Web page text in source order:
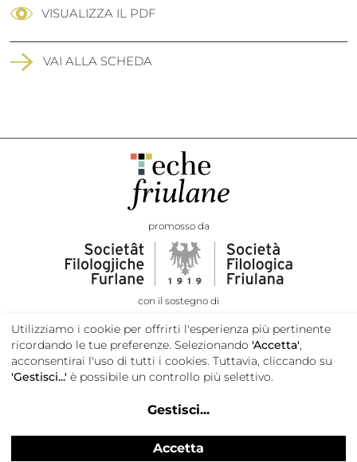
VISUALIZZA IL PDF
VAI ALLA SCHEDA
promosso da
con il sostegno di
Privacy e cookie policy
Utilizziamo i cookie per offrirti l'esperienza più pertinente
ricordando le tue preferenze. Selezionando 'Accetta',
acconsentirai l'uso di tutti i cookies. Tuttavia, cliccando su
'Gestisci...' è possibile un controllo più selettivo.
Gestisci...
Accetta